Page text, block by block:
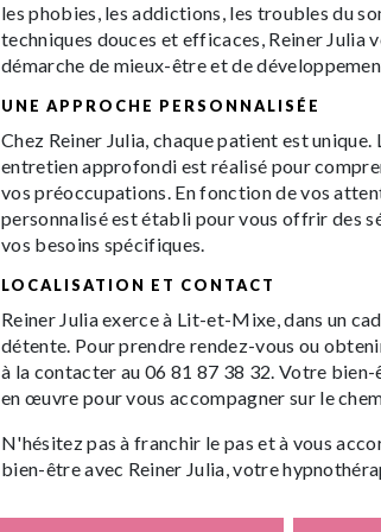
les phobies, les addictions, les troubles du
techniques douces et efficaces, Reiner Julia
démarche de mieux-être et de
UNE APPROCHE PERSONNALISÉE
Chez Reiner Julia, chaque patient est unique.
entretien approfondi est réalisé pour
vos préoccupations. En fonction de vos
personnalisé est établi pour vous offrir des
vos besoins spécifiques.
LOCALISATION ET CONTACT
Reiner Julia exerce à Lit-et-Mixe, dans un
détente. Pour prendre rendez-vous ou
à la contacter au 06 81 87 38 32. Votre
en œuvre pour vous accompagner sur le
N'hésitez pas à franchir le pas et à vous
bien-être avec Reiner Julia, votre